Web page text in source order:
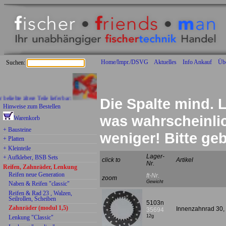
Home/Impr./DSVG Aktuelles Info Ankauf
Suchen:
ältere Teile lieferbar:
Hinweise zum Bestellen
Warenkorb
+ Bausteine
+ Platten
+ Kleinteile
+ Aufkleber, BSB Sets
Reifen, Zahnräder, Lenkung
Reifen neue Generation
Naben & Reifen "classic"
Reifen & Rad 23 , Walzen,
Seilrollen, Scheiben
Zahnräder (modul 1,5)
Lenkung "Classic"
Die Spalte mind.
was
weniger! Bitte
click to
Lager-
Nr.
Artikel
zoom ft-Nr.
Gewicht
5103n
35694
12g
Innenzahnrad